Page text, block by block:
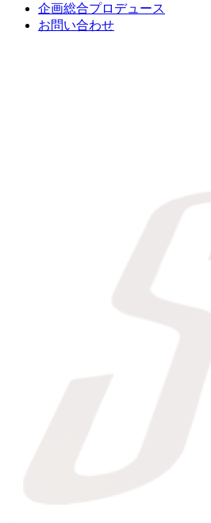
企画総合プロデュース
お問い合わせ